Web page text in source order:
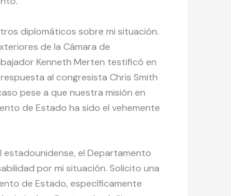
diplomáticos sobre mi situación.
de la Cámara de
Kenneth Merten testificó en
al congresista Chris Smith
pese a que nuestra misión en
de Estado ha sido el vehemente
estadounidense, el Departamento
por mi situación. Solicito una
de Estado, específicamente